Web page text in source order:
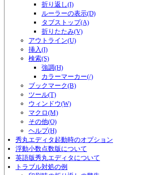
折り返し(I)
ルーラーの表示(D)
タブストップ(A)
折りたたみ(V)
アウトライン(U)
挿入(I)
検索(S)
強調(H)
カラーマーカー(/)
ブックマーク(B)
ツール(T)
ウィンドウ(W)
マクロ(M)
その他(O)
ヘルプ(H)
秀丸エディタ起動時のオプション
浮動小数点数版について
英語版秀丸エディタについて
トラブル対処の例